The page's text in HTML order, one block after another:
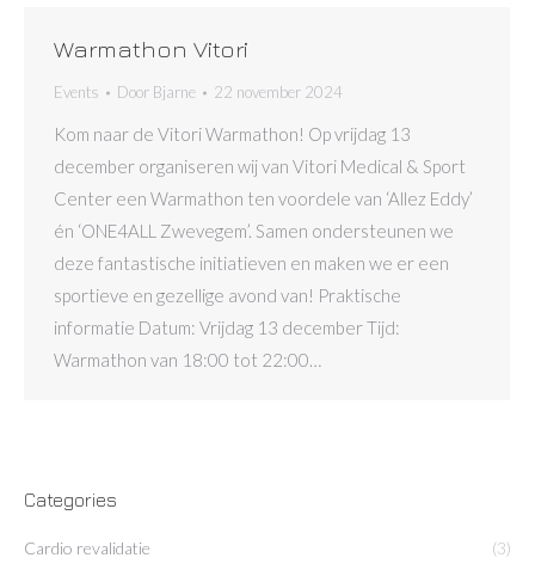
Warmathon Vitori
Events Door Bjarne 22 november 2024
Kom naar de Vitori Warmathon! Op vrijdag 13
december organiseren wij van Vitori Medical & Sport
Center een Warmathon ten voordele van ‘Allez Eddy’
én ‘ONE4ALL Zwevegem’. Samen ondersteunen we
deze fantastische initiatieven en maken we er een
sportieve en gezellige avond van! Praktische
informatie Datum: Vrijdag 13 december Tijd:
Warmathon van 18:00 tot 22:00…
Categories
Cardio revalidatie
(3)